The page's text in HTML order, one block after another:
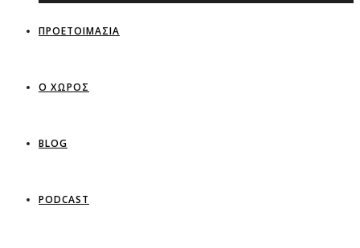
ΠΡΟΕΤΟΙΜΑΣΙΑ
Ο ΧΩΡΟΣ
BLOG
PODCAST